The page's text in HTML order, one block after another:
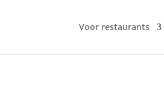
Voor restaurants